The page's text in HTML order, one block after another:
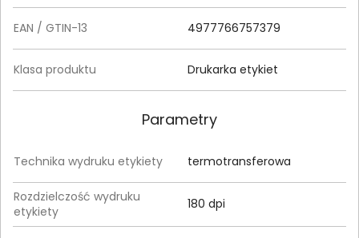
EAN / GTIN-13 4977766757379
Klasa produktu Drukarka etykiet
Parametry
Technika wydruku etykiety termotransferowa
Rozdzielczość wydruku
etykiety
180 dpi